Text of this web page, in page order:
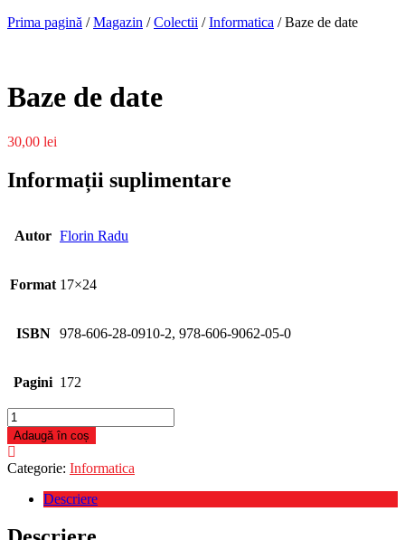
Prima pagină /Magazin /Colectii /Informatica / Baze de date
Baze de date
30,00 lei
Informații suplimentare
Autor Florin Radu
Format 17×24
ISBN 978-606-28-0910-2, 978-606-9062-05-0
Pagini 172
Cantitate
Baze
de
date
Adaugă în coș
Categorie: Informatica
Descriere